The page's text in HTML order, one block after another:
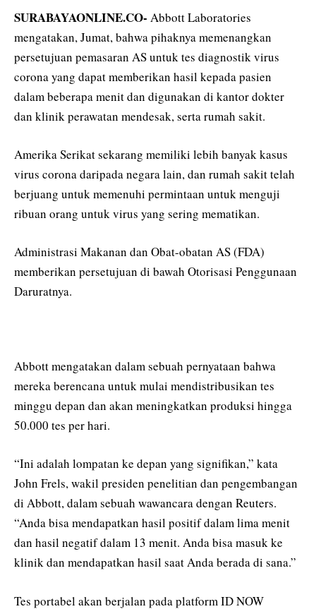
SURABAYAONLINE.CO- Abbott Laboratories
mengatakan, Jumat, bahwa pihaknya memenangkan
persetujuan pemasaran AS untuk tes diagnostik virus
corona yang dapat memberikan hasil kepada pasien
dalam beberapa menit dan digunakan di kantor dokter
dan klinik perawatan mendesak, serta rumah sakit.
Amerika Serikat sekarang memiliki lebih banyak kasus
virus corona daripada negara lain, dan rumah sakit telah
berjuang untuk memenuhi permintaan untuk menguji
ribuan orang untuk virus yang sering mematikan.
Administrasi Makanan dan Obat-obatan AS (FDA)
memberikan persetujuan di bawah Otorisasi Penggunaan
Daruratnya.
Abbott mengatakan dalam sebuah pernyataan bahwa
mereka berencana untuk mulai mendistribusikan tes
minggu depan dan akan meningkatkan produksi hingga
50.000 tes per hari.
“Ini adalah lompatan ke depan yang signifikan,” kata
John Frels, wakil presiden penelitian dan pengembangan
di Abbott, dalam sebuah wawancara dengan Reuters.
“Anda bisa mendapatkan hasil positif dalam lima menit
dan hasil negatif dalam 13 menit. Anda bisa masuk ke
klinik dan mendapatkan hasil saat Anda berada di sana.”
Tes portabel akan berjalan pada platform ID NOW